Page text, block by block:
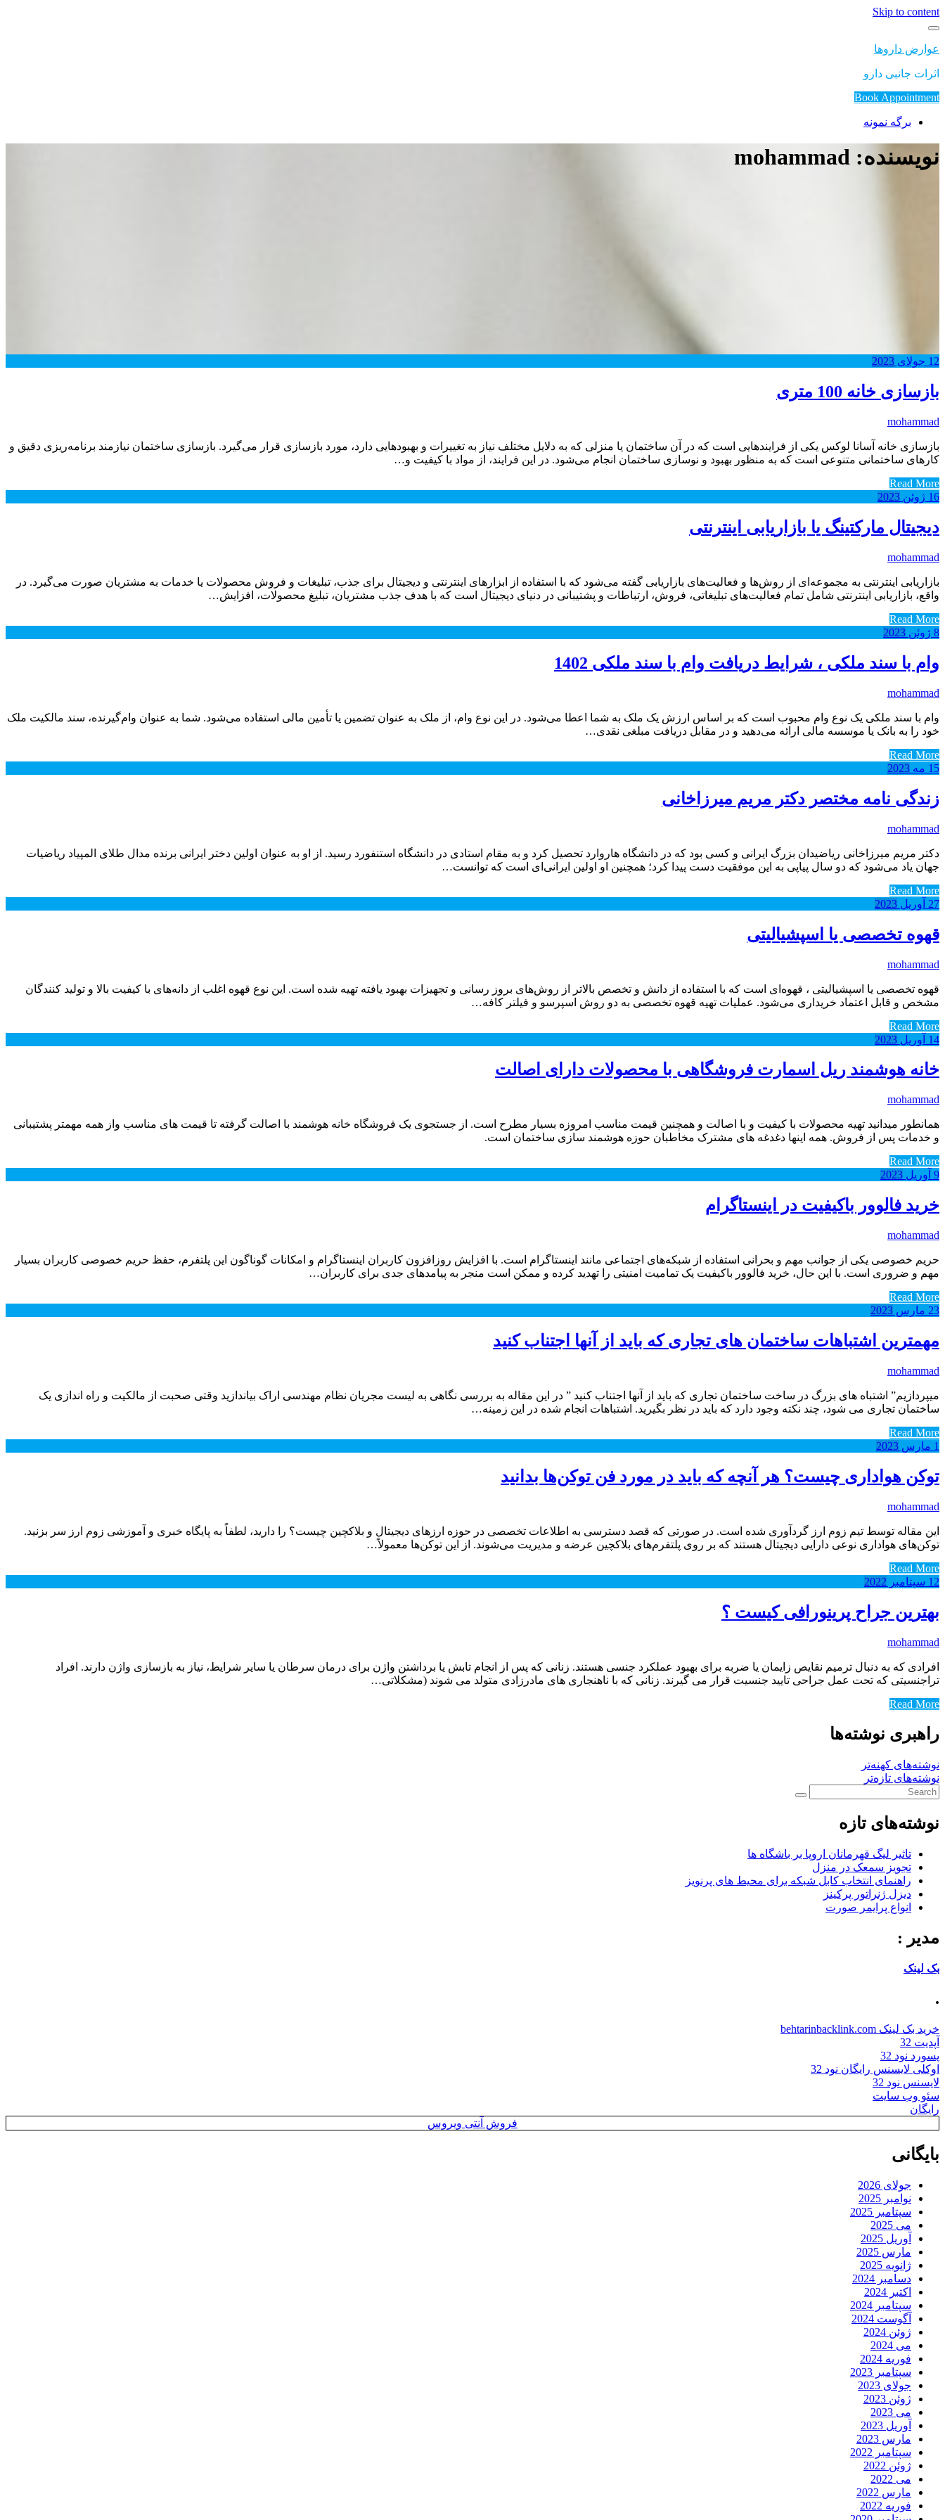
Skip to content
عوارض داروها
اثرات جانبی دارو
Book Appointment
برگه نمونه
نویسنده: mohammad
12 جولای 2023
بازسازی خانه 100 متری
mohammad
بازسازی خانه آسانا لوکس یکی از فرایند‌هایی است که در آن ساختمان یا منزلی که به دلایل مختلف نیاز به تغییرات و بهبودهایی دارد، مورد بازسازی قرار می‌گیرد. بازسازی ساختمان نیازمند برنامه‌ریزی دقیق و
کارهای ساختمانی متنوعی است که به منظور بهبود و نوسازی ساختمان انجام می‌شود. در این فرایند، از مواد با کیفیت و…
Read More
16 ژوئن 2023
دیجیتال مارکتینگ یا بازاریابی اینترنتی
mohammad
بازاریابی اینترنتی به مجموعه‌ای از روش‌ها و فعالیت‌های بازاریابی گفته می‌شود که با استفاده از ابزارهای اینترنتی و دیجیتال برای جذب، تبلیغات و فروش محصولات یا خدمات به مشتریان صورت می‌گیرد. در
واقع، بازاریابی اینترنتی شامل تمام فعالیت‌های تبلیغاتی، فروش، ارتباطات و پشتیبانی در دنیای دیجیتال است که با هدف جذب مشتریان، تبلیغ محصولات، افزایش…
Read More
8 ژوئن 2023
وام با سند ملکی ، شرایط دریافت وام با سند ملکی 1402
mohammad
وام با سند ملکی یک نوع وام محبوب است که بر اساس ارزش یک ملک به شما اعطا می‌شود. در این نوع وام، از ملک به عنوان تضمین یا تأمین مالی استفاده می‌شود. شما به عنوان وام‌گیرنده، سند مالکیت ملک
خود را به بانک یا موسسه مالی ارائه می‌دهید و در مقابل دریافت مبلغی نقدی…
Read More
15 مه 2023
زندگی نامه مختصر دکتر مریم میرزاخانی
mohammad
دکتر مریم میرزاخانی ریاضیدان بزرگ ایرانی و کسی بود که در دانشگاه هاروارد تحصیل کرد و به مقام استادی در دانشگاه استنفورد رسید. از او به عنوان اولین دختر ایرانی برنده مدال طلای المپیاد ریاضیات
جهان یاد می‌شود که دو سال پیاپی به این موفقیت دست پیدا کرد؛ همچنین او اولین ایرانی‌ای است که توانست…
Read More
27 آوریل 2023
قهوه تخصصی یا اسپشیالیتی
mohammad
قهوه تخصصی یا اسپشیالیتی ، قهوه‌ای است که با استفاده از دانش و تخصص بالاتر از روش‌های بروز رسانی و تجهیزات بهبود یافته تهیه شده است. این نوع قهوه اغلب از دانه‌های با کیفیت بالا و تولید کنندگان
مشخص و قابل اعتماد خریداری می‌شود. عملیات تهیه قهوه تخصصی به دو روش اسپرسو و فیلتر کافه…
Read More
14 آوریل 2023
خانه هوشمند ریل اسمارت فروشگاهی با محصولات دارای اصالت
mohammad
همانطور میدانید تهیه محصولات با کیفیت و با اصالت و همچنین قیمت مناسب امروزه بسیار مطرح است. از جستجوی یک فروشگاه خانه هوشمند با اصالت گرفته تا قیمت های مناسب واز همه مهمتر پشتیبانی
و خدمات پس از فروش. همه اینها دغدغه های مشترک مخاطبان حوزه هوشمند سازی ساختمان است.
Read More
9 آوریل 2023
خرید فالوور باکیفیت در اینستاگرام
mohammad
حریم خصوصی یکی از جوانب مهم و بحرانی استفاده از شبکه‌های اجتماعی مانند اینستاگرام است. با افزایش روزافزون کاربران اینستاگرام و امکانات گوناگون این پلتفرم، حفظ حریم خصوصی کاربران بسیار
مهم و ضروری است. با این حال، خرید فالوور باکیفیت یک تمامیت امنیتی را تهدید کرده و ممکن است منجر به پیامدهای جدی برای کاربران…
Read More
23 مارس 2023
مهمترین اشتباهات ساختمان های تجاری که باید از آنها اجتناب کنید
mohammad
میپردازیم” اشتباه های بزرگ در ساخت ساختمان تجاری که باید از آنها اجتناب کنید ” در این مقاله به بررسی نگاهی به لیست مجریان نظام مهندسی اراک بیاندازید وقتی صحبت از مالکیت و راه اندازی یک
ساختمان تجاری می شود، چند نکته وجود دارد که باید در نظر بگیرید. اشتباهات انجام شده در این زمینه…
Read More
1 مارس 2023
توکن هواداری چیست؟ هر آنچه که باید در مورد فن توکن‌ها بدانید
mohammad
این مقاله توسط تیم زوم ارز گردآوری شده است. در صورتی که قصد دسترسی به اطلاعات تخصصی در حوزه ارزهای دیجیتال و بلاکچین چیست؟ را دارید، لطفاً به پایگاه خبری و آموزشی زوم ارز سر بزنید.
توکن‌های هواداری نوعی دارایی دیجیتال هستند که بر روی پلتفرم‌های بلاکچین عرضه و مدیریت می‌شوند. از این توکن‌ها معمولاً…
Read More
12 سپتامبر 2022
بهترین جراح پرینورافی کیست ؟
mohammad
افرادی که به دنبال ترمیم نقایص زایمان یا ضربه برای بهبود عملکرد جنسی هستند. زنانی که پس از انجام تابش یا برداشتن واژن برای درمان سرطان یا سایر شرایط، نیاز به بازسازی واژن دارند. افراد
تراجنسیتی که تحت عمل جراحی تایید جنسیت قرار می گیرند. زنانی که با ناهنجاری های مادرزادی متولد می شوند (مشکلاتی…
Read More
راهبری نوشته‌ها
نوشته‌های کهنه‌تر
نوشته‌های تازه‌تر
نوشته‌های تازه
تاثیر لیگ قهرمانان اروپا بر باشگاه ها
تجویز سمعک در منزل
راهنمای انتخاب کابل شبکه برای محیط های پرنویز
دیزل ژنراتور پرکینز
انواع پرایمر صورت
مدیر :
بک لینک
.
خرید بک لینک behtarinbacklink.com
آپدیت 32
پسورد نود 32
اوکلی لایسنس رایگان نود 32
لایسنس نود 32
سئو وب سایت
رایگان
فروش آنتی ویروس
بایگانی
جولای 2026
نوامبر 2025
سپتامبر 2025
می 2025
آوریل 2025
مارس 2025
ژانویه 2025
دسامبر 2024
اکتبر 2024
سپتامبر 2024
آگوست 2024
ژوئن 2024
می 2024
فوریه 2024
سپتامبر 2023
جولای 2023
ژوئن 2023
می 2023
آوریل 2023
مارس 2023
سپتامبر 2022
ژوئن 2022
می 2022
مارس 2022
فوریه 2022